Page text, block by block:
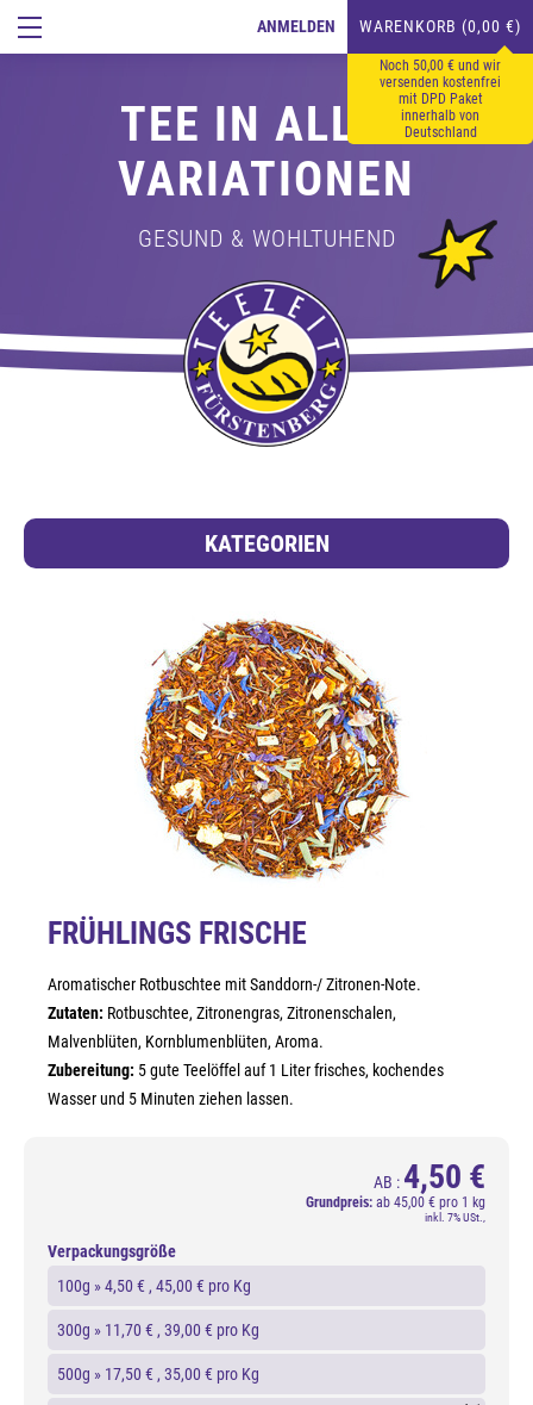
ANMELDEN WARENKORB (0,00 €)
Noch 50,00 € und wir
versenden kostenfrei
mit DPD Paket
innerhalb von
Deutschland
TEE IN ALLEN
VARIATIONEN
GESUND & WOHLTUHEND
KATEGORIEN
FRÜHLINGS FRISCHE
Aromatischer Rotbuschtee mit Sanddorn-/ Zitronen-Note.
Zutaten: Rotbuschtee, Zitronengras, Zitronenschalen,
Malvenblüten, Kornblumenblüten, Aroma.
Zubereitung: 5 gute Teelöffel auf 1 Liter frisches, kochendes
Wasser und 5 Minuten ziehen lassen.
AB : 4,50 €
Grundpreis: ab 45,00 € pro 1 kg
inkl. 7% USt.,
Verpackungsgröße
100g »4,50 € , 45,00 € pro Kg
300g » 11,70 € , 39,00 € pro Kg
500g » 17,50 € , 35,00 € pro Kg